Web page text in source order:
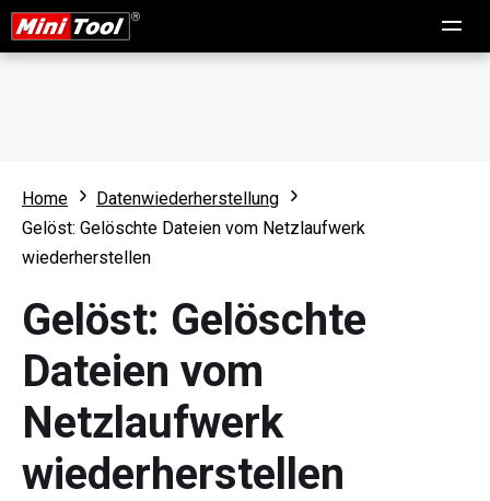
Home
Datenwiederherstellung
Gelöst: Gelöschte Dateien vom Netzlaufwerk
wiederherstellen
Gelöst: Gelöschte
Dateien vom
Netzlaufwerk
wiederherstellen